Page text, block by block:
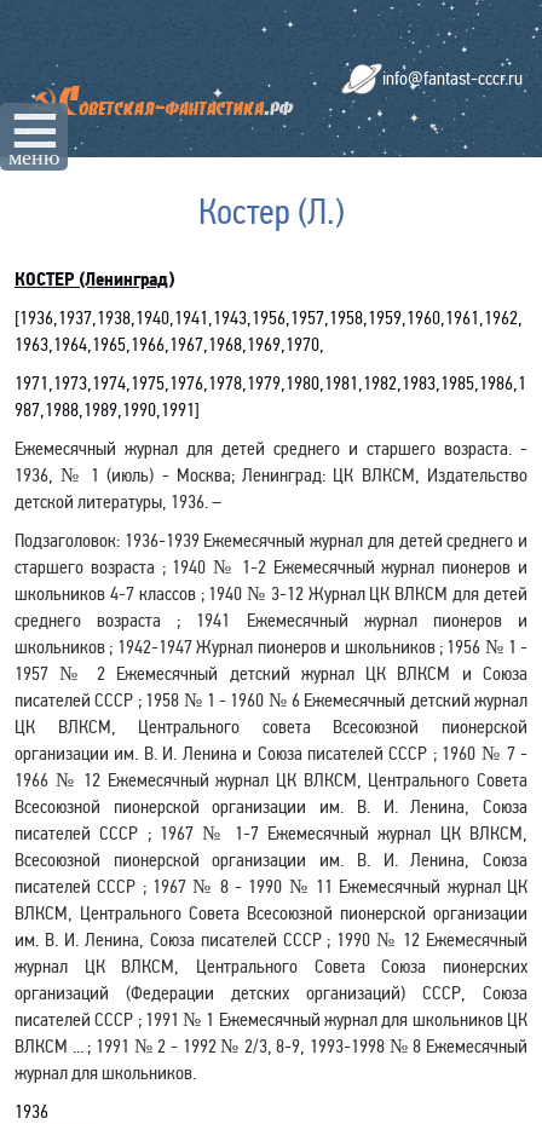
☰
меню
info@fantast-cccr.ru
Костер (Л.)
КОСТЕР (Ленинград)
[1936,1937,1938,1940,1941,1943,1956,1957,1958,1959,1960,1961,1962,
1963,1964,1965,1966,1967,1968,1969,1970,
1971,1973,1974,1975,1976,1978,1979,1980,1981,1982,1983,1985,1986,1
987,1988,1989,1990,1991]
Ежемесячный журнал для детей среднего и старшего возраста. -
1936, № 1 (июль) - Москва; Ленинград: ЦК ВЛКСМ, Издательство
детской литературы, 1936. –
Подзаголовок: 1936-1939 Ежемесячный журнал для детей среднего и
старшего возраста ;1940 № 1-2 Ежемесячный журнал пионеров и
школьников 4-7 классов ; 1940 № 3-12 Журнал ЦК ВЛКСМ для детей
среднего возраста ; 1941 Ежемесячный журнал пионеров и
школьников ; 1942-1947 Журнал пионеров и школьников ; 1956 № 1 -
1957 № 2 Ежемесячный детский журнал ЦК ВЛКСМ и Союза
писателей СССР ; 1958 № 1 - 1960 № 6 Ежемесячный детский журнал
ЦК ВЛКСМ, Центрального совета Всесоюзной пионерской
организации им. В. И. Ленина и Союза писателей СССР ;1960 № 7 -
1966 № 12 Ежемесячный журнал ЦК ВЛКСМ, Центрального Совета
Всесоюзной пионерской организации им. В. И. Ленина, Союза
писателей СССР ; 1967 № 1-7 Ежемесячный журнал ЦК ВЛКСМ,
Всесоюзной пионерской организации им. В. И. Ленина, Союза
писателей СССР ; 1967 № 8 - 1990 № 11 Ежемесячный журнал ЦК
ВЛКСМ, Центрального Совета Всесоюзной пионерской организации
им. В. И. Ленина, Союза писателей СССР; 1990 № 12 Ежемесячный
журнал ЦК ВЛКСМ, Центрального Совета Союза пионерских
организаций (Федерации детских организаций) СССР, Союза
писателей СССР ; 1991 № 1 Ежемесячный журнал для школьников ЦК
ВЛКСМ ... ; 1991 № 2 - 1992 № 2/3, 8-9, 1993-1998 № 8 Ежемесячный
журнал для школьников.
1936